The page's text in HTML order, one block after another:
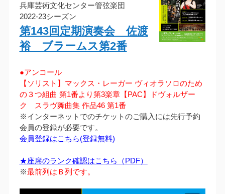
兵庫芸術文化センター管弦楽団
2022-23シーズン
第143回定期演奏会 佐渡
裕 ブラームス第2番
●アンコール
【ソリスト】マックス・レーガー ヴィオラソロのため
の３つ組曲 第1番より第3楽章【PAC】ドヴォルザー
ク スラヴ舞曲集 作品46 第1番
※インターネットでのチケットのご購入には先行予約
会員の登録が必要です。
会員登録はこちら(登録無料)
★座席のランク確認はこちら（PDF）
※最前列はＢ列です。